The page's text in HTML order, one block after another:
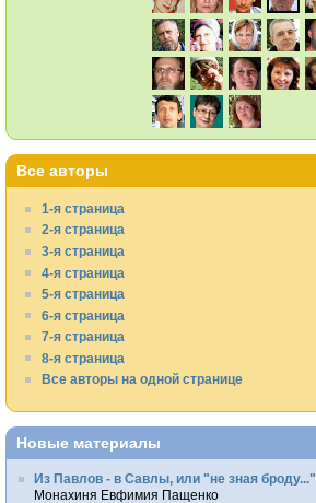
Все авторы
1-я страница
2-я страница
3-я страница
4-я страница
5-я страница
6-я страница
7-я страница
8-я страница
Все авторы на одной странице
Новые материалы
Из Павлов - в Савлы, или "не зная броду..."
Монахиня Евфимия Пащенко